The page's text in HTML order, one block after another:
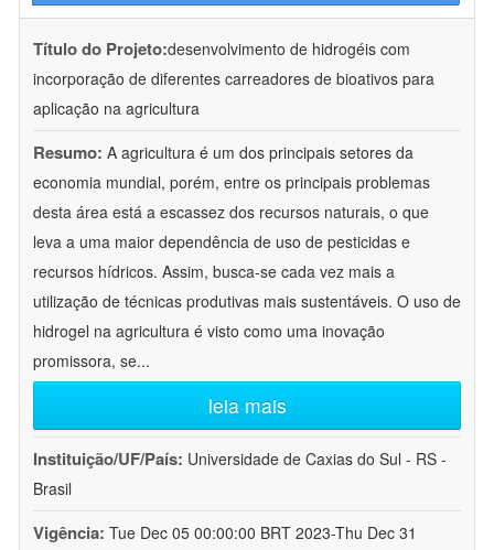
Título do Projeto:desenvolvimento de hidrogéis com
incorporação de diferentes carreadores de bioativos para
aplicação na agricultura
Resumo: A agricultura é um dos principais setores da
economia mundial, porém, entre os principais problemas
desta área está a escassez dos recursos naturais, o que
leva a uma maior dependência de uso de pesticidas e
recursos hídricos. Assim, busca-se cada vez mais a
utilização de técnicas produtivas mais sustentáveis. O uso de
hidrogel na agricultura é visto como uma inovação
promissora, se...
leia mais
Instituição/UF/País: Universidade de Caxias do Sul - RS -
Brasil
Vigência: Tue Dec 05 00:00:00 BRT 2023-Thu Dec 31